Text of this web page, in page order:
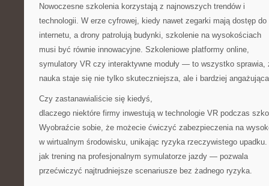
Nowoczesne szkolenia korzystają z najnowszych trendów i
technologii. W erze cyfrowej, kiedy nawet zegarki mają dostęp do
internetu, a drony patrolują budynki, szkolenie na wysokościach
musi być równie innowacyjne. Szkoleniowe platformy online,
symulatory VR czy interaktywne moduły — to wszystko sprawia,
nauka staje się nie tylko skuteczniejsza, ale i bardziej
Czy zastanawialiście się kiedyś,
dlaczego niektóre firmy inwestują w technologie VR podczas
Wyobraźcie sobie, że możecie ćwiczyć zabezpieczenia na
w wirtualnym środowisku, unikając ryzyka rzeczywistego upadku.
jak trening na profesjonalnym symulatorze jazdy — pozwala
przećwiczyć najtrudniejsze scenariusze bez żadnego ryzyka.